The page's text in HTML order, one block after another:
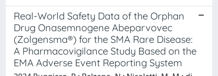
Real-World Safety Data of the Orphan
Drug Onasemnogene Abeparvovec
(Zolgensma®) for the SMA Rare Disease:
A Pharmacovigilance Study Based on the
EMA Adverse Event Reporting System